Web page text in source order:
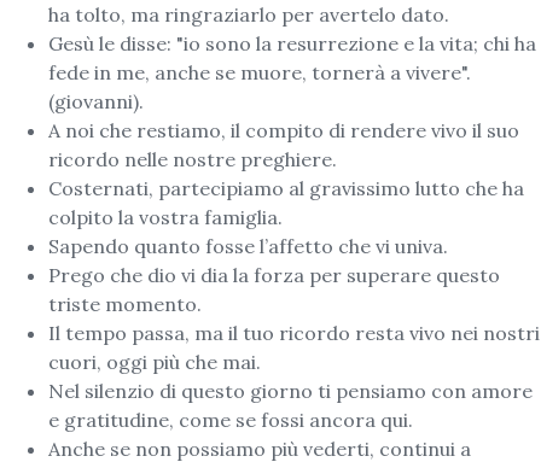
ha tolto, ma ringraziarlo per avertelo dato.
Gesù le disse: "io sono la resurrezione e la vita; chi ha
fede in me, anche se muore, tornerà a vivere".
(giovanni).
A noi che restiamo, il compito di rendere vivo il suo
ricordo nelle nostre preghiere.
Costernati, partecipiamo al gravissimo lutto che ha
colpito la vostra famiglia.
Sapendo quanto fosse l’affetto che vi univa.
Prego che dio vi dia la forza per superare questo
triste momento.
Il tempo passa, ma il tuo ricordo resta vivo nei nostri
cuori, oggi più che mai.
Nel silenzio di questo giorno ti pensiamo con amore
e gratitudine, come se fossi ancora qui.
Anche se non possiamo più vederti, continui a